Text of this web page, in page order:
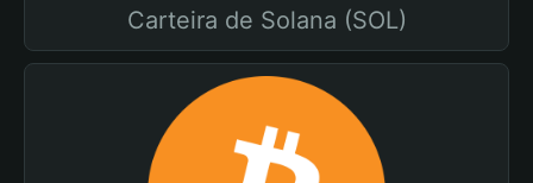
Carteira de Solana (SOL)